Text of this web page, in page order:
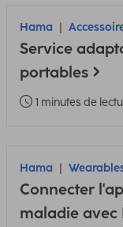
Hama
Service
portables
1 minutes de
Hama
Connecter
maladie avec